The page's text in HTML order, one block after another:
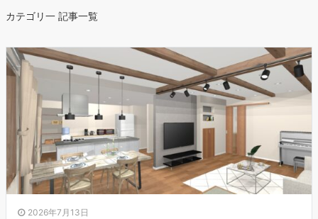
カテゴリ一 記事一覧
2026年7月13日